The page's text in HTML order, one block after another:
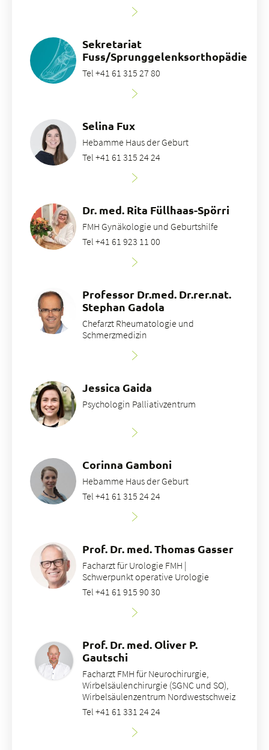
Sekretariat
Fuss/Sprunggelenksorthopädie
Tel +41 61 315 27 80
Selina Fux
Hebamme Haus der Geburt
Tel +41 61 315 24 24
Dr. med. Rita Füllhaas-Spörri
FMH Gynäkologie und Geburtshilfe
Tel +41 61 923 11 00
Professor Dr.med. Dr.rer.nat.
Stephan Gadola
Chefarzt Rheumatologie und
Schmerzmedizin
Jessica Gaida
Psychologin Palliativzentrum
Corinna Gamboni
Hebamme Haus der Geburt
Tel +41 61 315 24 24
Prof. Dr. med. Thomas Gasser
Facharzt für Urologie FMH |
Schwerpunkt operative Urologie
Tel +41 61 915 90 30
Prof. Dr. med. Oliver P.
Gautschi
Facharzt FMH für Neurochirurgie,
Wirbelsäulenchirurgie (SGNC und SO),
Wirbelsäulenzentrum Nordwestschweiz
Tel +41 61 331 24 24